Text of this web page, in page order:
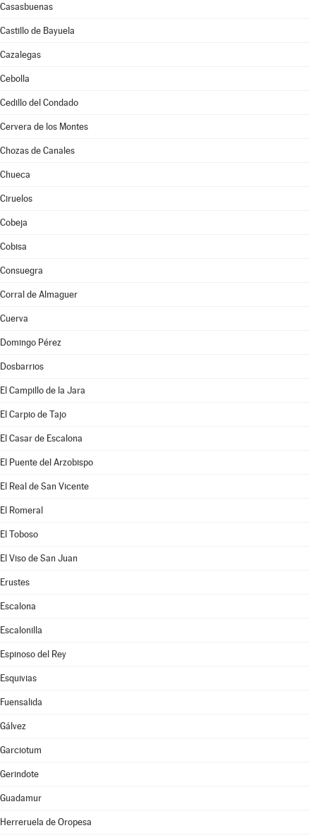
Casasbuenas
Castillo de Bayuela
Cazalegas
Cebolla
Cedillo del Condado
Cervera de los Montes
Chozas de Canales
Chueca
Ciruelos
Cobeja
Cobisa
Consuegra
Corral de Almaguer
Cuerva
Domingo Pérez
Dosbarrios
El Campillo de la Jara
El Carpio de Tajo
El Casar de Escalona
El Puente del Arzobispo
El Real de San Vicente
El Romeral
El Toboso
El Viso de San Juan
Erustes
Escalona
Escalonilla
Espinoso del Rey
Esquivias
Fuensalida
Gálvez
Garciotum
Gerindote
Guadamur
Herreruela de Oropesa